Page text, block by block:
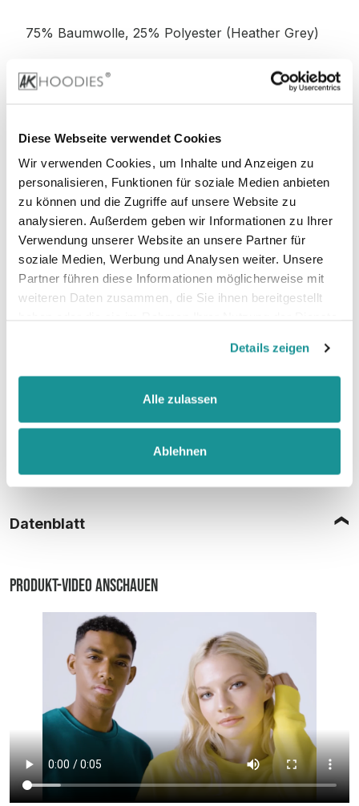
Diese Webseite verwendet Cookies
Wir verwenden Cookies, um Inhalte und Anzeigen zu
personalisieren, Funktionen für soziale Medien anbieten
zu können und die Zugriffe auf unsere Website zu
analysieren. Außerdem geben wir Informationen zu Ihrer
Verwendung unserer Website an unsere Partner für
soziale Medien, Werbung und Analysen weiter. Unsere
Partner führen diese Informationen möglicherweise mit
weiteren Daten zusammen, die Sie ihnen bereitgestellt
Details zeigen
Alle zulassen
Ablehnen
75% Baumwolle, 25% Polyester (Heather Grey)
52% Baumwolle, 48% Polyester (Charcoal)
Heather)
Stoffgewicht : 280 g/m²
Zertifizierungen:
Größentabelle
Datenblatt
Produkt-Video anschauen